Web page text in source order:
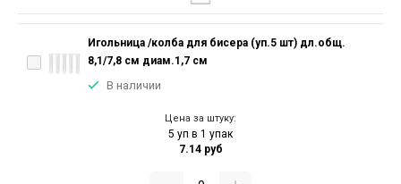
Игольница /колба для бисера (уп.5 шт) дл.общ.
8,1/7,8 см диам.1,7 см
В наличии
Цена за штуку:
5 уп в 1 упак
7.14 руб